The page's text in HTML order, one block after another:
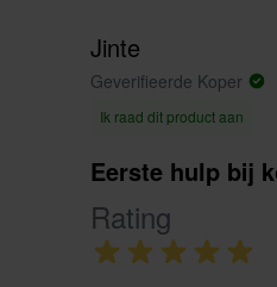
Jinte
Geverifieerde Koper
Ik raad dit product aan
Eerste hulp bij
Rating